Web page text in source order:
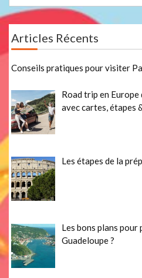
Articles Récents
Conseils pratiques pour visiter
Road trip en
avec cartes, étapes
Les étapes de la
Les bons plans
Guadeloupe ?